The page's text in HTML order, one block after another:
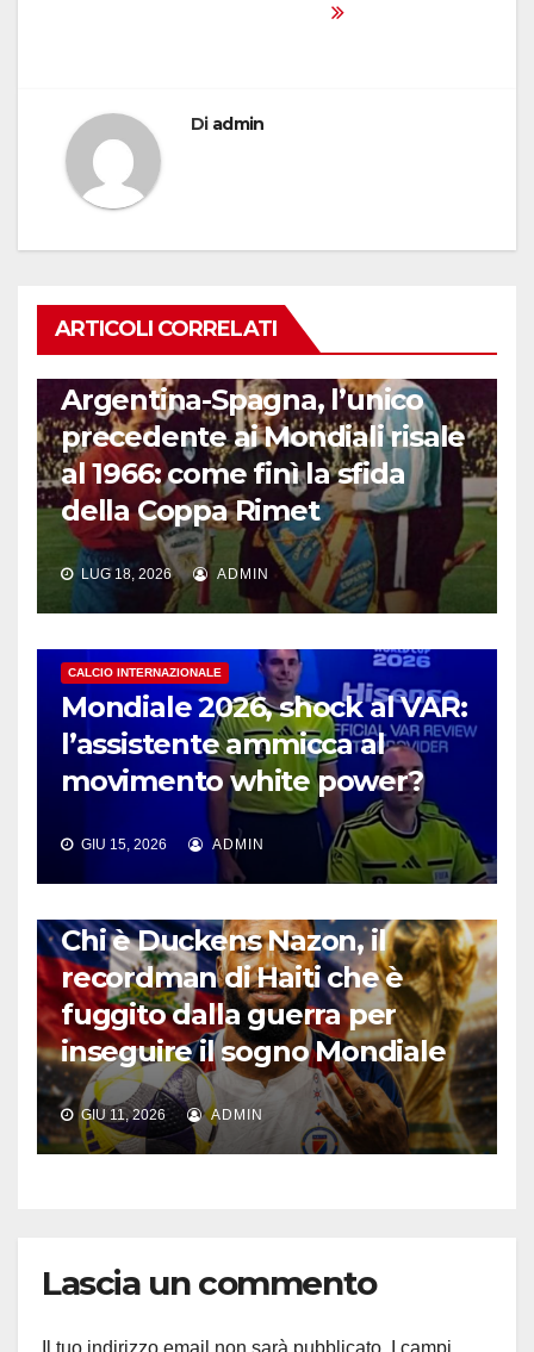
Di admin
ARTICOLI CORRELATI
Argentina-Spagna, l’unico
precedente ai Mondiali risale
al 1966: come finì la sfida
della Coppa Rimet
LUG 18, 2026 ADMIN
CALCIO INTERNAZIONALE
Mondiale 2026, shock al VAR:
l’assistente ammicca al
movimento white power?
GIU 15, 2026 ADMIN
Chi è Duckens Nazon, il
recordman di Haiti che è
fuggito dalla guerra per
inseguire il sogno Mondiale
GIU 11, 2026 ADMIN
Lascia un commento